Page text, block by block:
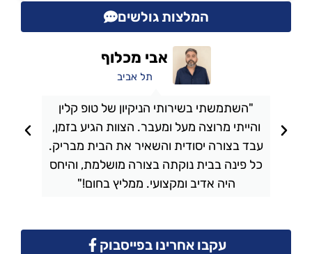
המלצות גולשים
"השתמשתי בשירותי הניקיון של טופ קלין
והייתי מרוצה מעל ומעבר. הצוות הגיע בזמן,
עבד בצורה יסודית והשאיר את הבית מבריק.
כל פינה בבית נוקתה בצורה מושלמת, והיחס
היה אדיב ומקצועי. ממליץ בחום!"
אבי מכלוף
תל אביב
עקבו אחרינו בפייסבוק